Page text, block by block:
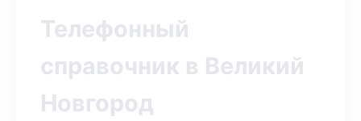
Телефонный
справочник в Великий
Новгород